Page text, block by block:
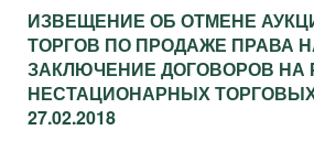
ИЗВЕЩЕНИЕ ОБ ОТМЕНЕ
ТОРГОВ ПО ПРОДАЖЕ ПРАВА
ЗАКЛЮЧЕНИЕ ДОГОВОРОВ НА
НЕСТАЦИОНАРНЫХ
27.02.2018